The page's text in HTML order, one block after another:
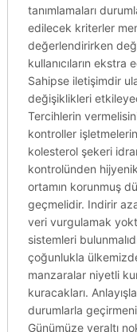
tanımlamaları
edilecek kriterler
değerlendirirken
kullanıcıların
Sahipse iletişimdir
değişiklikleri
Tercihlerin
kontroller
kolesterol şekeri
kontrolünden
ortamın korunmuş
geçmelidir. Indirir
veri vurgulamak
sistemleri
çoğunlukla
manzaralar niyetli
kuracakları.
durumlarla
Günümüze yeraltı